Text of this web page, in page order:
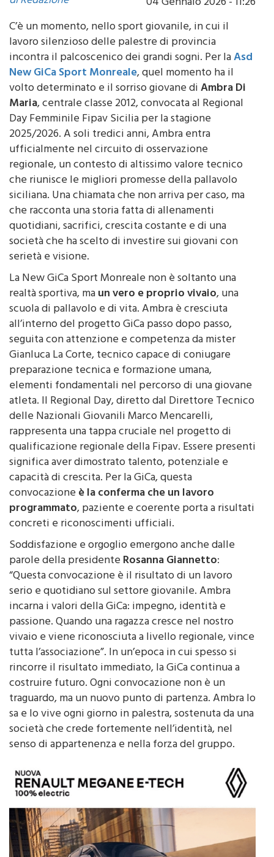
C’è un momento, nello sport giovanile, in cui il
lavoro silenzioso delle palestre di provincia
incontra il palcoscenico dei grandi sogni. Per la
New GiCa Sport Monreale, quel momento ha il
volto determinato e il sorriso giovane diAmbra Di
Maria, centrale classe 2012, convocata al Regional
Day Femminile Fipav Sicilia per la stagione
2025/2026. A soli tredici anni, Ambra entra
ufficialmente nel circuito di osservazione
regionale, un contesto di altissimo valore tecnico
che riunisce le migliori promesse della pallavolo
siciliana. Una chiamata che non arriva per caso, ma
che racconta una storia fatta di allenamenti
quotidiani, sacrifici, crescita costante e di una
società che ha scelto di investire sui giovani con
serietà e visione.
La New GiCa Sport Monreale non è soltanto una
realtà sportiva, maun vero e proprio vivaio, una
scuola di pallavolo e di vita. Ambra è cresciuta
all’interno del progetto GiCa passo dopo passo,
seguita con attenzione e competenza da mister
Gianluca La Corte, tecnico capace di coniugare
preparazione tecnica e formazione umana,
elementi fondamentali nel percorso di una giovane
atleta. Il Regional Day, diretto dal Direttore Tecnico
delle Nazionali Giovanili Marco Mencarelli,
rappresenta una tappa cruciale nel progetto di
qualificazione regionale della Fipav. Essere presenti
significa aver dimostrato talento, potenziale e
capacità di crescita. Per la GiCa, questa
convocazioneè la conferma che un lavoro
programmato, paziente e coerente porta a risultati
concreti e riconoscimenti ufficiali.
Soddisfazione e orgoglio emergono anche dalle
parole della presidenteRosanna Giannetto:
“Questa convocazione è il risultato di un lavoro
serio e quotidiano sul settore giovanile. Ambra
incarna i valori della GiCa: impegno, identità e
passione. Quando una ragazza cresce nel nostro
vivaio e viene riconosciuta a livello regionale, vince
tutta l’associazione”. In un’epoca in cui spesso si
rincorre il risultato immediato, la GiCa continua a
costruire futuro. Ogni convocazione non è un
traguardo, ma un nuovo punto di partenza. Ambra lo
sa e lo vive ogni giorno in palestra, sostenuta da una
società che crede fortemente nell’identità, nel
senso di appartenenza e nella forza del gruppo.